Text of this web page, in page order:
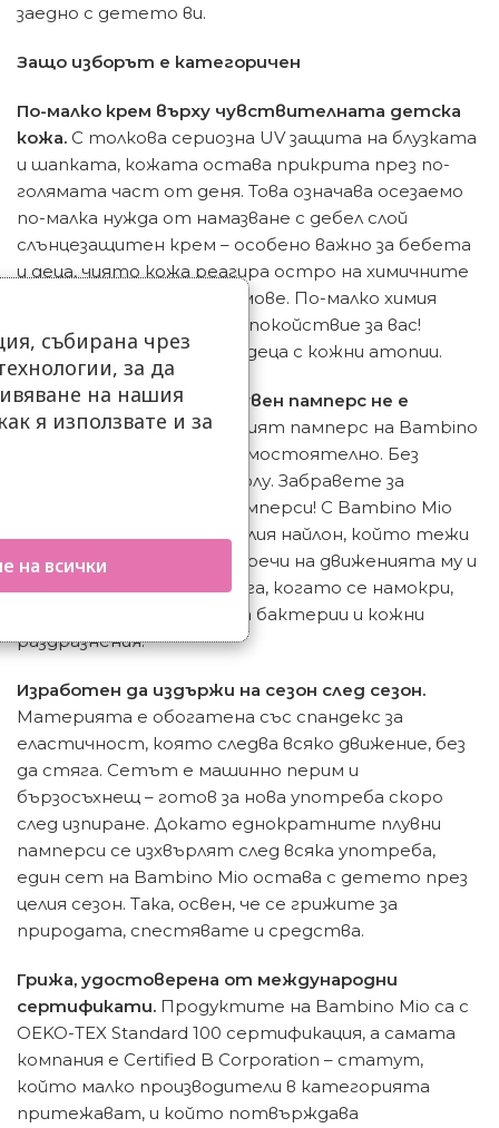
заедно с детето ви.
Защо изборът е категоричен
По-малко крем върху чувствителната детска
кожа. С толкова сериозна UV защита на блузката
и шапката, кожата остава прикрита през по-
голямата част от деня. Това означава осезаемо
по-малка нужда от намазване с дебел слой
слънцезащитен крем – особено важно за бебета
и деца, чиято кожа реагира остро на химичните
филтри в повечето кремове. По-малко химия
върху телцето, повече спокойствие за вас!
Особено подходящо при деца с кожни атопии.
Никакъв еднократен плувен памперс не е
необходим.Многократният памперс на Bambino
Mio се справя напълно самостоятелно. Без
допълнителен слой отдолу. Забравете за
еднократните водни памперси! С Bambino Mio
казваме край на подгизналия найлон, който тежи
на бебето във водата, пречи на движенията му и
задържа прекомерна влага, когато се намокри,
което е идеална среда за бактерии и кожни
раздразнения.
Изработен да издържи на сезон след сезон.
Материята е обогатена със спандекс за
еластичност, която следва всяко движение, без
да стяга. Сетът е машинно перим и
бързосъхнещ – готов за нова употреба скоро
след изпиране. Докато еднократните плувни
памперси се изхвърлят след всяка употреба,
един сет на Bambino Mio остава с детето през
целия сезон. Така, освен, че се грижите за
природата, спестявате и средства.
Грижа, удостоверена от международни
сертификати. Продуктите на Bambino Mio са с
OEKO-TEX Standard 100 сертификация, а самата
компания е Certified B Corporation – статут,
който малко производители в категорията
притежават, и който потвърждава
събирана чрез
за да
на нашия
я използвате и за
на всички